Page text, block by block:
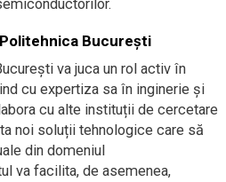
București
va juca un rol activ în
cu expertiza sa în inginerie și
cu alte instituții de cercetare
noi soluții tehnologice care să
din domeniul
va facilita, de asemenea,